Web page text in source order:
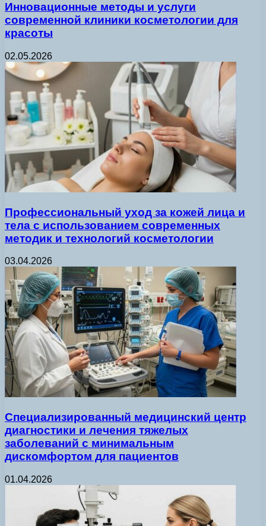
Инновационные методы и услуги
современной клиники косметологии для
красоты
02.05.2026
Профессиональный уход за кожей лица и
тела с использованием современных
методик и технологий косметологии
03.04.2026
Специализированный медицинский центр
диагностики и лечения тяжелых
заболеваний с минимальным
дискомфортом для пациентов
01.04.2026